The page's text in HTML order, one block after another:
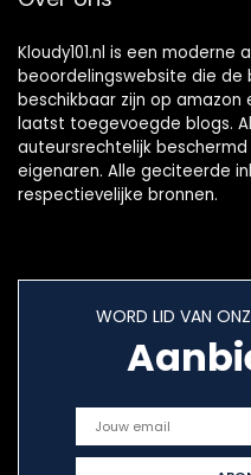
Kloudy101.nl is een
beoordelingswebsite die de
beschikbaar zijn op
laatst toegevoegde blogs.
auteursrechtelijk
eigenaren. Alle geciteerde
respectievelijke bronnen.
WORD LID VAN